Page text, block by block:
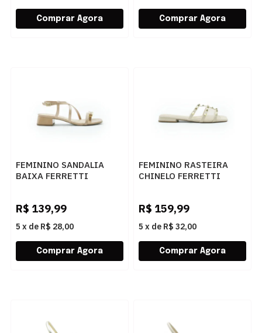
FEMININO SANDALIA
BAIXA FERRETTI
R$ 139,99
5 x de R$ 28,00
FEMININO RASTEIRA
CHINELO FERRETTI
R$ 159,99
5 x de R$ 32,00